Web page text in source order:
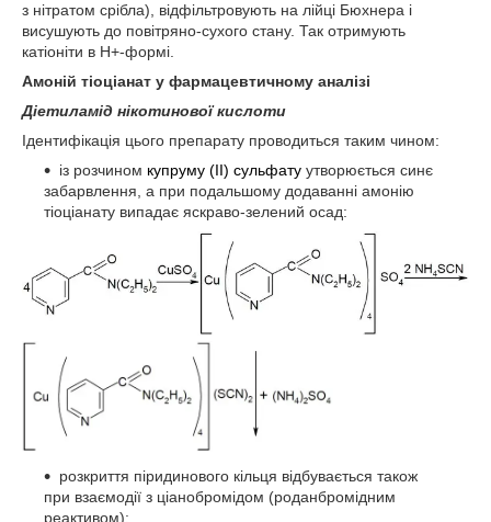
з нітратом срібла), відфільтровують на лійці Бюхнера і
висушують до повітряно-сухого стану. Так отримують
катіоніти в Н+-формі.
Амоній тіоціанат у фармацевтичному аналізі
Діетиламід нікотинової кислоти
Ідентифікація цього препарату проводиться таким чином:
із розчином купруму (ІІ) сульфату утворюється синє
забарвлення, а при подальшому додаванні амонію
тіоціанату випадає яскраво-зелений осад:
розкриття піридинового кільця відбувається також
при взаємодії з ціанобромідом (роданбромідним
реактивом):